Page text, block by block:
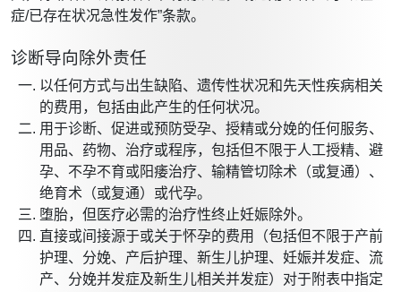
症/已存在状况急性发作”条款。
诊断导向除外责任
以任何方式与出生缺陷、遗传性状况和先天性疾病相关
的费用，包括由此产生的任何状况。
用于诊断、促进或预防受孕、授精或分娩的任何服务、
用品、药物、治疗或程序，包括但不限于人工授精、避
孕、不孕不育或阳痿治疗、输精管切除术（或复通）、
绝育术（或复通）或代孕。
堕胎，但医疗必需的治疗性终止妊娠除外。
直接或间接源于或关于怀孕的费用（包括但不限于产前
护理、分娩、产后护理、新生儿护理、妊娠并发症、流
产、分娩并发症及新生儿相关并发症）对于附表中指定